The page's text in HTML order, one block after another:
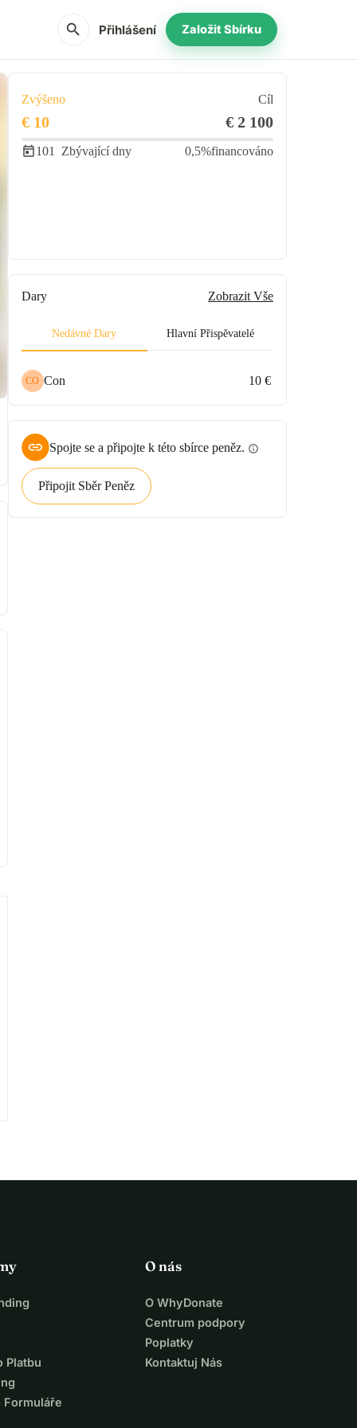
search Přihlášení Založit Sbírku
Zvýšeno Cíl
€ 10 € 2 100
101 Zbývající dny 0,5%financováno
Dary Zobrazit Vše
Nedávné Dary Hlavní Přispěvatelé
CO Con 10 €
Spojte se a připojte k této sbírce peněz. info
Připojit Sběr Peněz
Platbu
Formuláře
O nás
O WhyDonate
Centrum podpory
Poplatky
Kontaktuj Nás